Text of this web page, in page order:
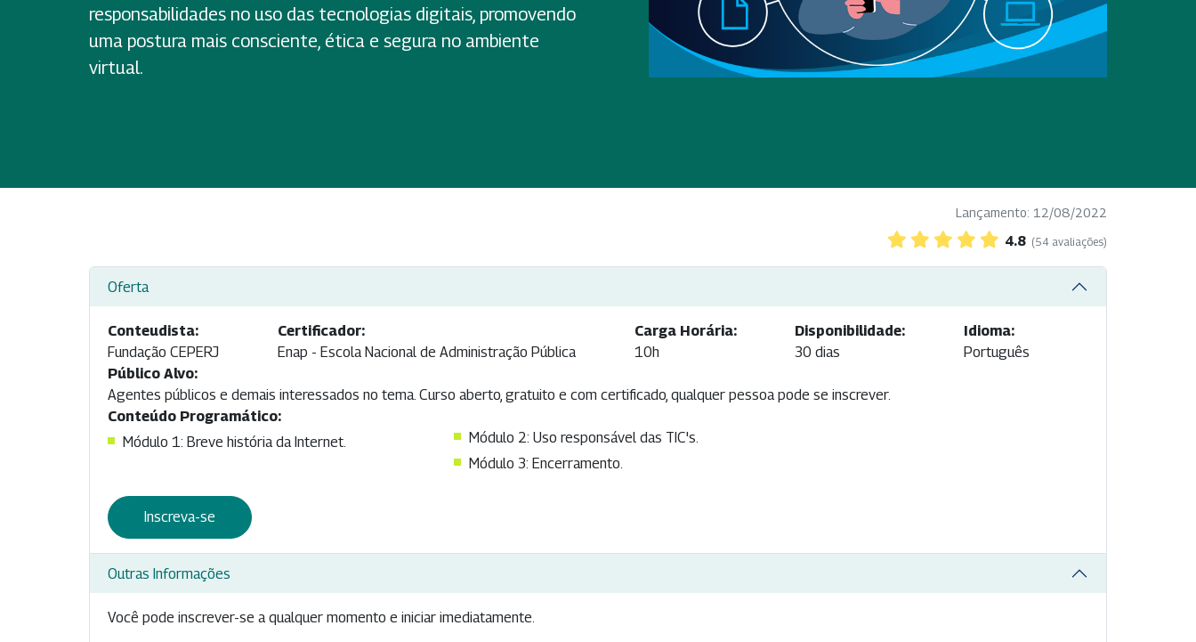
responsabilidades no uso das tecnologias digitais, promovendo
uma postura mais consciente, ética e segura no ambiente
virtual.
Lançamento: 12/08/2022
4.8 (54 avaliações)
Oferta
Conteudista:
Fundação CEPERJ
Certificador:
Enap - Escola Nacional de Administração Pública
Carga Horária:
10h
Disponibilidade:
30 dias
Idioma:
Português
Público Alvo:
Agentes públicos e demais interessados no tema. Curso aberto, gratuito e com certificado, qualquer pessoa pode se inscrever.
Conteúdo Programático:
Módulo 1: Breve história da Internet.
Módulo 2: Uso responsável das TIC's.
Módulo 3: Encerramento.
Inscreva-se
Outras Informações
Você pode inscrever-se a qualquer momento e iniciar imediatamente.